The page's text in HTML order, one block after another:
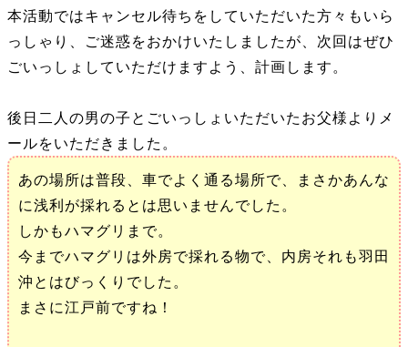
本活動ではキャンセル待ちをしていただいた方々もいら
っしゃり、ご迷惑をおかけいたしましたが、次回はぜひ
ごいっしょしていただけますよう、計画します。
後日二人の男の子とごいっしょいただいたお父様よりメ
ールをいただきました。
あの場所は普段、車でよく通る場所で、まさかあんな
に浅利が採れるとは思いませんでした。
しかもハマグリまで。
今までハマグリは外房で採れる物で、内房それも羽田
沖とはびっくりでした。
まさに江戸前ですね！